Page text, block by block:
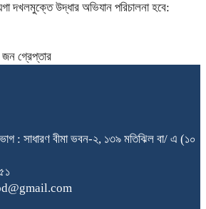
দখলমুক্তে উদ্ধার অভিযান পরিচালনা হবে:
জন গ্রেপ্তার
: সাধারণ বীমা ভবন-২, ১৩৯ মতিঝিল বা/ এ (১০